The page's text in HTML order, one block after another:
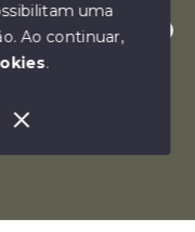
para te ajudar.
Imobiliária
uma
Ao continuar,
.